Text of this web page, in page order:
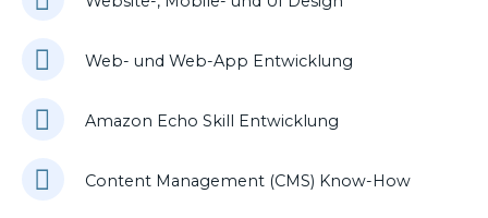
Web- und Web-App Entwicklung
Amazon Echo Skill Entwicklung
Content Management (CMS) Know-How